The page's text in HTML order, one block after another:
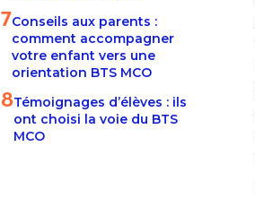
7Conseils aux parents :
comment accompagner
votre enfant vers une
orientation BTS MCO
8Témoignages d’élèves : ils
ont choisi la voie du BTS
MCO